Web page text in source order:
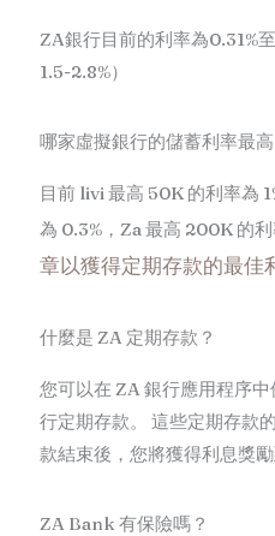
ZA銀行目前的利率為0.31%
1.5-2.8%）
哪家虛擬銀行的儲蓄利率最高
目前 livi 最高 50K 的利率為
為 0.3%，Za 最高 200K 的利
章以獲得定期存款的最佳
什麼是 ZA 定期存款？
您可以在 ZA 銀行應用程序
行定期存款。 這些定期存款
款結束後，您將獲得利息獎勵
ZA Bank 有保險嗎？